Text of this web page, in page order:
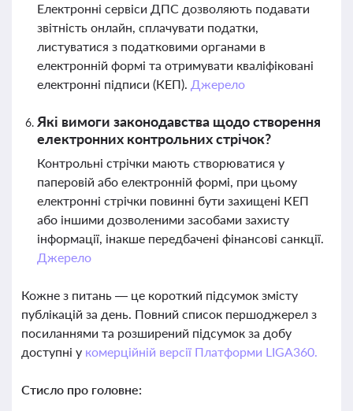
Електронні сервіси ДПС дозволяють подавати
звітність онлайн, сплачувати податки,
листуватися з податковими органами в
електронній формі та отримувати кваліфіковані
електронні підписи (КЕП). Джерело
Які вимоги законодавства щодо створення
електронних контрольних стрічок?
Контрольні стрічки мають створюватися у
паперовій або електронній формі, при цьому
електронні стрічки повинні бути захищені КЕП
або іншими дозволеними засобами захисту
інформації, інакше передбачені фінансові санкції.
Джерело
Кожне з питань — це короткий підсумок змісту
публікацій за день. Повний список першоджерел з
посиланнями та розширений підсумок за добу
доступні у комерційній версії Платформи LIGA360.
Стисло про головне: